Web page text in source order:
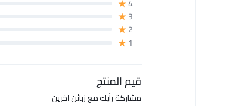
4
3
2
1
قيم المنتج
مشاركة رأيك مع زبائن آخرين